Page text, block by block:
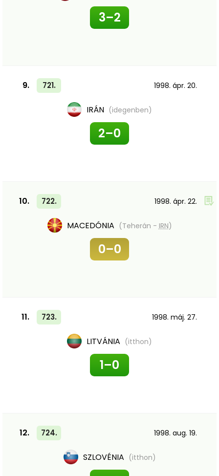
3–2
9. 721. 1998. ápr. 20.
IRÁN (idegenben)
2–0
10. 722. 1998. ápr. 22.
MACEDÓNIA (Teherán - IRN)
0–0
11. 723. 1998. máj. 27.
LITVÁNIA (itthon)
1–0
12. 724. 1998. aug. 19.
SZLOVÉNIA (itthon)